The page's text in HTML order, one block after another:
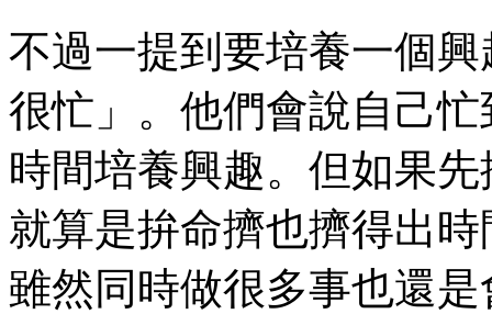
不過一提到要培養一個
很忙」。他們會說自己
時間培養興趣。但如果
就算是拚命擠也擠得出
雖然同時做很多事也還